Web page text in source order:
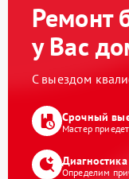
Ремонт
у Вас
С выездом
Срочный
Мастер
Определим